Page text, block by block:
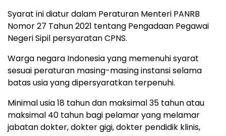
Syarat ini diatur dalam Peraturan Menteri PANRB
Nomor 27 Tahun 2021 tentang Pengadaan Pegawai
Negeri Sipil persyaratan CPNS.
Warga negara Indonesia yang memenuhi syarat
sesuai peraturan masing-masing instansi selama
batas usia yang dipersyaratkan terpenuhi.
Minimal usia 18 tahun dan maksimal 35 tahun atau
maksimal 40 tahun bagi pelamar yang melamar
jabatan dokter, dokter gigi, dokter pendidik klinis,